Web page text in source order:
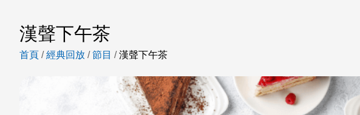
漢聲下午茶
首頁 /經典回放 /節目 /漢聲下午茶